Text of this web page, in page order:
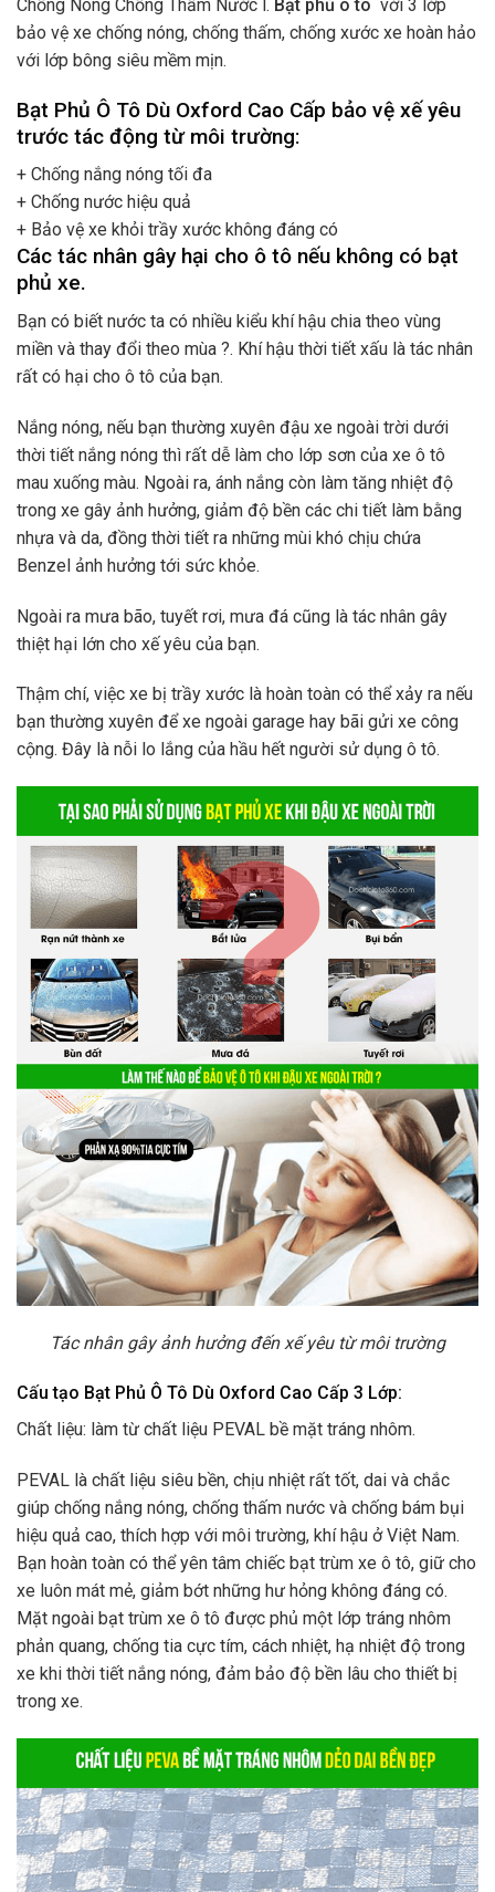
Chống Nóng Chống Thấm Nước l. Bạt phủ ô tô với 3 lớp
bảo vệ xe chống nóng, chống thấm, chống xước xe hoàn hảo
với lớp bông siêu mềm mịn.
Bạt Phủ Ô Tô Dù Oxford Cao Cấp bảo vệ xế yêu
trước tác động từ môi trường:
+ Chống nắng nóng tối đa
+ Chống nước hiệu quả
+ Bảo vệ xe khỏi trầy xước không đáng có
Các tác nhân gây hại cho ô tô nếu không có bạt
phủ xe.
Bạn có biết nước ta có nhiều kiểu khí hậu chia theo vùng
miền và thay đổi theo mùa ?. Khí hậu thời tiết xấu là tác nhân
rất có hại cho ô tô của bạn.
Nắng nóng, nếu bạn thường xuyên đậu xe ngoài trời dưới
thời tiết nắng nóng thì rất dễ làm cho lớp sơn của xe ô tô
mau xuống màu. Ngoài ra, ánh nắng còn làm tăng nhiệt độ
trong xe gây ảnh hưởng, giảm độ bền các chi tiết làm bằng
nhựa và da, đồng thời tiết ra những mùi khó chịu chứa
Benzel ảnh hưởng tới sức khỏe.
Ngoài ra mưa bão, tuyết rơi, mưa đá cũng là tác nhân gây
thiệt hại lớn cho xế yêu của bạn.
Thậm chí, việc xe bị trầy xước là hoàn toàn có thể xảy ra nếu
bạn thường xuyên để xe ngoài garage hay bãi gửi xe công
cộng. Đây là nỗi lo lắng của hầu hết người sử dụng ô tô.
Tác nhân gây ảnh hưởng đến xế yêu từ môi trường
Cấu tạo Bạt Phủ Ô Tô Dù Oxford Cao Cấp 3 Lớp:
Chất liệu: làm từ chất liệu PEVAL bề mặt tráng nhôm.
PEVAL là chất liệu siêu bền, chịu nhiệt rất tốt, dai và chắc
giúp chống nắng nóng, chống thấm nước và chống bám bụi
hiệu quả cao, thích hợp với môi trường, khí hậu ở Việt Nam.
Bạn hoàn toàn có thể yên tâm chiếc bạt trùm xe ô tô, giữ cho
xe luôn mát mẻ, giảm bớt những hư hỏng không đáng có.
Mặt ngoài bạt trùm xe ô tô được phủ một lớp tráng nhôm
phản quang, chống tia cực tím, cách nhiệt, hạ nhiệt độ trong
xe khi thời tiết nắng nóng, đảm bảo độ bền lâu cho thiết bị
trong xe.